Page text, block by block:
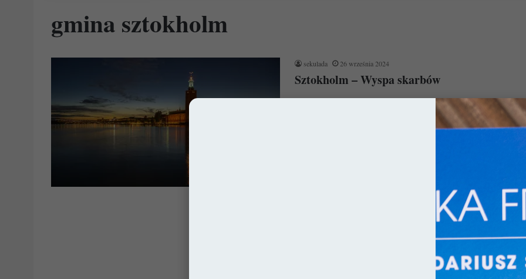
gmina sztokholm
sekulada 26 września 2024
Sztokholm – Wyspa skarbów
Sztokholm jest niczym wyspa skarbów, którą eksplorować
można dniami i nocami. Dzięki łaskawej historii oferuje ona